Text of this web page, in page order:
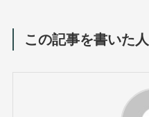
この記事を書いた人